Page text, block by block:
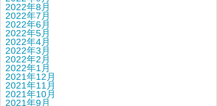
2022年8月
2022年7月
2022年6月
2022年5月
2022年4月
2022年3月
2022年2月
2022年1月
2021年12月
2021年11月
2021年10月
2021年9月